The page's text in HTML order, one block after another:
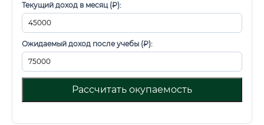
Текущий доход в месяц (₽):
Ожидаемый доход после учебы (₽):
Рассчитать окупаемость